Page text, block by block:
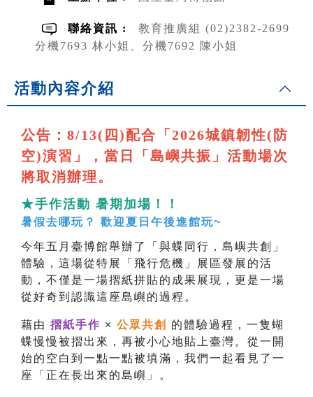
聯絡資訊 :
教育推廣組 (02)2382-2699
分機7693 林小姐、分機7692 陳小姐
活動內容介紹
公告：8/13(四)配合「2026城鎮韌性(防
空)演習」，當日「島嶼共振」活動場次
將取消辦理。
★手作活動 暑期加場！！
暑假去哪玩？ 歡迎夏日午後進館玩~
今年五月臺博館舉辦了「與蝶同行，島嶼共創」
體驗，這場從特展「飛行危機」展區發展的活
動，不僅是一場摺紙拼貼的成果展現，更是一場
從好奇到認識這座島嶼的過程。
藉由 摺紙手作 × 公眾共創 的體驗過程，一隻蝴
蝶慢慢被摺出來，再被小心地貼上臺灣。從一開
始的空白到一點一點被填滿，我們一起看見了一
座「正在長出來的島嶼」。